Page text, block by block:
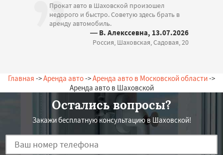
Прокат авто в Шаховской произошел
недорого и быстро. Советую здесь брать в
аренду автомобиль.
— В. Алекссевна, 13.07.2026
Россия, Шаховская, Садовая, 20
Главная ->Аренда авто->Аренда авто в Московской области->
Аренда авто в Шаховской
Остались вопросы?
Закажи бесплатную консультацию в Шаховской!